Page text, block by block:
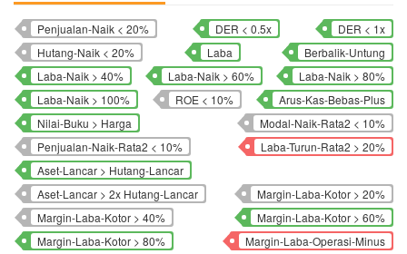
Penjualan-Naik < 20% DER < 0.5x
DER < 1x
Hutang-Naik < 20%
Laba
Berbalik-Untung
Laba-Naik > 40%
Laba-Naik > 60%
Laba-Naik > 80%
Laba-Naik > 100%
ROE < 10%
Arus-Kas-Bebas-Plus
Nilai-Buku > Harga
Modal-Naik-Rata2 < 10%
Penjualan-Naik-Rata2 < 10%
Laba-Turun-Rata2 > 20%
Aset-Lancar > Hutang-Lancar
Aset-Lancar > 2x Hutang-Lancar
Margin-Laba-Kotor > 20%
Margin-Laba-Kotor > 40%
Margin-Laba-Kotor > 60%
Margin-Laba-Kotor > 80%
Margin-Laba-Operasi-Minus